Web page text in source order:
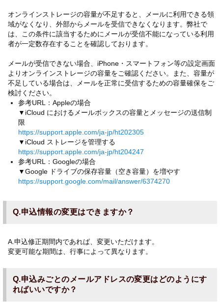
オンラインストレージの容量が不足すると、メールに利用できる領
域がなくなり、外部からメールを受信できなくなります。弊社で
は、この条件に該当するためにメールが受信不能になっている利用
者が一定数存在することを確認しております。
メールが受信できない場合、iPhone・スマートフォン等の設定画面
よりオンラインストレージの容量をご確認ください。また、容量が
不足している場合は、メールを正常に受信するための容量確保をご
検討ください。
参考URL：Appleの場合
▼iCloud におけるメールボックスの容量とメッセージの送信制
限
https://support.apple.com/ja-jp/ht202305
▼iCloud ストレージを管理する
https://support.apple.com/ja-jp/ht204247
参考URL：Googleの場合
▼Google ドライブの保存容量（空き容量）を増やす
https://support.google.com/mail/answer/6374270
Q.申込情報の変更はできますか？
A.申込修正期間内であれば、変更いただけます。
変更可能な期間は、行事によって異なります。
Q.申込みごとのメールアドレスの変更はどのようにす
ればいいですか？